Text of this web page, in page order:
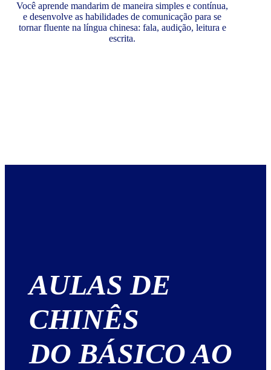
Você aprende mandarim de maneira simples e contínua,
e desenvolve as habilidades de comunicação para se
tornar fluente na língua chinesa: fala, audição, leitura e
escrita.
AULAS DE
CHINÊS
DO BÁSICO AO